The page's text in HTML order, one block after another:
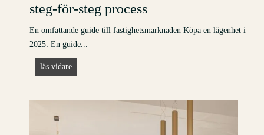
steg-för-steg process
En omfattande guide till fastighetsmarknaden Köpa en lägenhet i
2025: En guide...
läs vidareK